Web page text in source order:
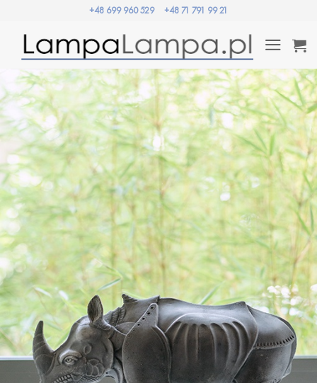
zawartości
+48 699 960 529 +48 71 791 99 21